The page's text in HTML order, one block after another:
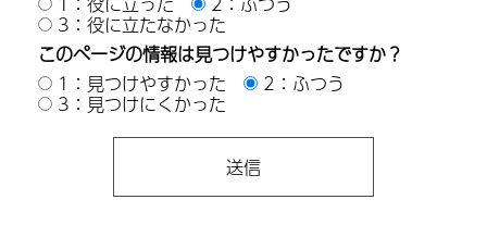
3：役に立たなかった
このページの情報は見つけやすかったですか？
1：見つけやすかった
2：ふつう
3：見つけにくかった